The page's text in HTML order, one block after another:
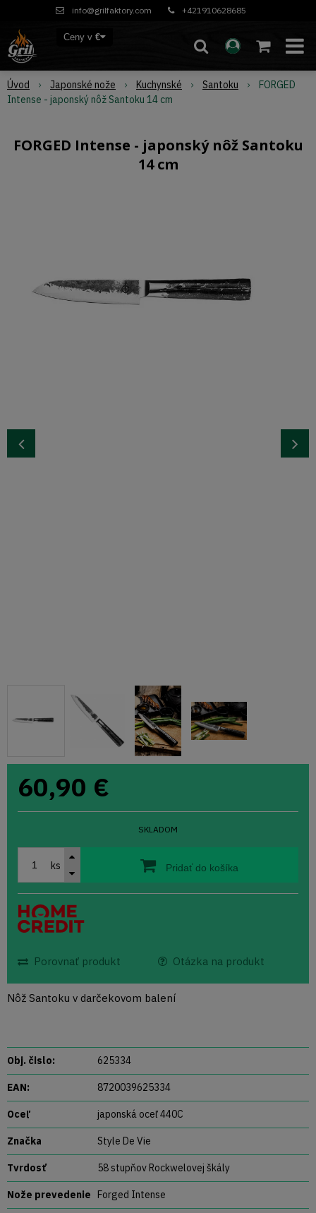
info@grilfaktory.com +421910628685
Ceny v €
Úvod Japonské nože Kuchynské Santoku
FORGED
Intense - japonský nôž Santoku 14 cm
FORGED Intense - japonský nôž Santoku
14 cm
60,90 €
SKLADOM
ks Pridať do košíka
Porovnať produkt Otázka na produkt
Nôž Santoku v darčekovom balení
Obj. čislo: 625334
EAN: 8720039625334
Oceľ japonská oceľ 440C
Značka Style De Vie
Tvrdosť 58 stupňov Rockwelovej škály
Nože prevedenie Forged Intense